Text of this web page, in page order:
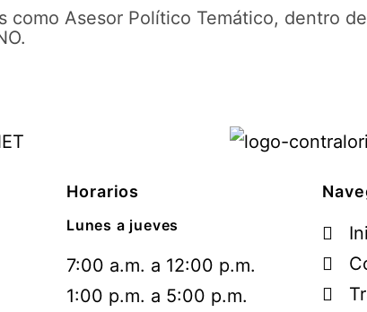
como Asesor Político Temático, dentro
Horarios
Lunes a jueves
7:00 a.m. a 12:00 p.m.
1:00 p.m. a 5:00 p.m.